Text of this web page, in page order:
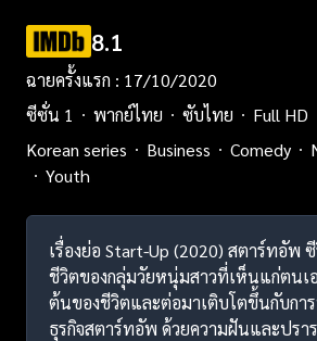
8.1
ฉายครั้งแรก : 17/10/2020
ซีซั่น 1
พากย์ไทย ซับไทย
Full HD
Korean series
Business Comedy
Youth
เรื่องย่อ Start-Up (2020) สตาร์ทอัพ
ชีวิตของกลุ่มวัยหนุ่มสาวที่เห็นแก่ตนเ
ต้นของชีวิตและต่อมาเติบโตขึ้นกับกา
ธุรกิจสตาร์ทอัพ ด้วยความฝันและปรา